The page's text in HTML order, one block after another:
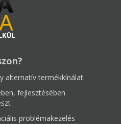
alternatív termékkínálat
fejlesztésében
problémakezelés